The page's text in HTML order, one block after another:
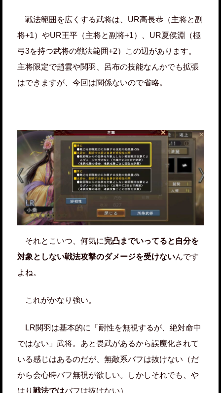
戦法範囲を広くする武将は、UR高長恭（主将と副
将+1）やUR王平（主将と副将+1）、UR夏侯淵（極
弓3を持つ武将の戦法範囲+2）この辺があります。
主将限定で趙雲や関羽、呂布の技能なんかでも拡張
はできますが、今回は関係ないので省略。
それとこいつ、何気に完凸までいってると自分を
対象としない戦法攻撃のダメージを受けないんです
よね。
これがかなり強い。
LR関羽は基本的に「耐性を無視するが、絶対命中
ではない」武将。あと畏武があるから誤魔化されて
いる感じはあるのだが、無敵系バフは抜けない（だ
から会心時バフ無視が欲しい。しかしそれでも、や
はり 戦法ではバフは抜けない）